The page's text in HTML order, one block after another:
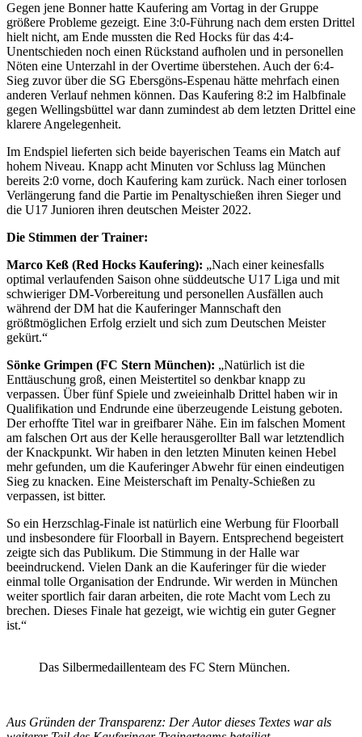
Gegen jene Bonner hatte Kaufering am Vortag in der Gruppe
größere Probleme gezeigt. Eine 3:0-Führung nach dem ersten Drittel
hielt nicht, am Ende mussten die Red Hocks für das 4:4-
Unentschieden noch einen Rückstand aufholen und in personellen
Nöten eine Unterzahl in der Overtime überstehen. Auch der 6:4-
Sieg zuvor über die SG Ebersgöns-Espenau hätte mehrfach einen
anderen Verlauf nehmen können. Das Kaufering 8:2 im Halbfinale
gegen Wellingsbüttel war dann zumindest ab dem letzten Drittel eine
klarere Angelegenheit.
Im Endspiel lieferten sich beide bayerischen Teams ein Match auf
hohem Niveau. Knapp acht Minuten vor Schluss lag München
bereits 2:0 vorne, doch Kaufering kam zurück. Nach einer torlosen
Verlängerung fand die Partie im Penaltyschießen ihren Sieger und
die U17 Junioren ihren deutschen Meister 2022.
Die Stimmen der Trainer:
Marco Keß (Red Hocks Kaufering): „Nach einer keinesfalls
optimal verlaufenden Saison ohne süddeutsche U17 Liga und mit
schwieriger DM-Vorbereitung und personellen Ausfällen auch
während der DM hat die Kauferinger Mannschaft den
größtmöglichen Erfolg erzielt und sich zum Deutschen Meister
gekürt.“
Sönke Grimpen (FC Stern München): „Natürlich ist die
Enttäuschung groß, einen Meistertitel so denkbar knapp zu
verpassen. Über fünf Spiele und zweieinhalb Drittel haben wir in
Qualifikation und Endrunde eine überzeugende Leistung geboten.
Der erhoffte Titel war in greifbarer Nähe. Ein im falschen Moment
am falschen Ort aus der Kelle herausgerollter Ball war letztendlich
der Knackpunkt. Wir haben in den letzten Minuten keinen Hebel
mehr gefunden, um die Kauferinger Abwehr für einen eindeutigen
Sieg zu knacken. Eine Meisterschaft im Penalty-Schießen zu
verpassen, ist bitter.
So ein Herzschlag-Finale ist natürlich eine Werbung für Floorball
und insbesondere für Floorball in Bayern. Entsprechend begeistert
zeigte sich das Publikum. Die Stimmung in der Halle war
beeindruckend. Vielen Dank an die Kauferinger für die wieder
einmal tolle Organisation der Endrunde. Wir werden in München
weiter sportlich fair daran arbeiten, die rote Macht vom Lech zu
brechen. Dieses Finale hat gezeigt, wie wichtig ein guter Gegner
ist.“
Das Silbermedaillenteam des FC Stern München.
Aus Gründen der Transparenz: Der Autor dieses Textes war als